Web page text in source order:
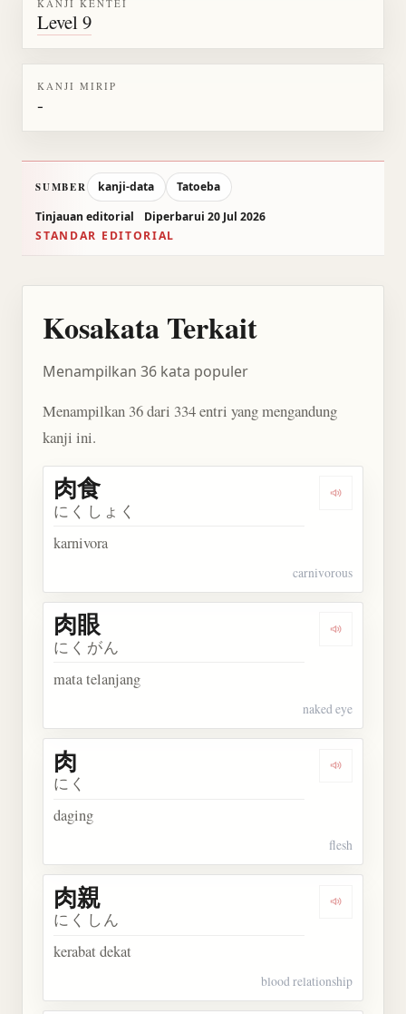
KANJI KENTEI
Level 9
KANJI MIRIP
-
SUMBER kanji-data
Tatoeba
Tinjauan editorial
Diperbarui 20 Jul 2026
STANDAR EDITORIAL
Kosakata Terkait
Menampilkan 36 kata populer
Menampilkan 36 dari 334 entri yang mengandung
kanji ini.
Dengarkan
肉食
にくしょく
karnivora
carnivorous
Dengarkan
肉眼
にくがん
mata telanjang
naked eye
Dengarkan
肉
にく
daging
flesh
Dengarkan
肉親
にくしん
kerabat dekat
blood relationship